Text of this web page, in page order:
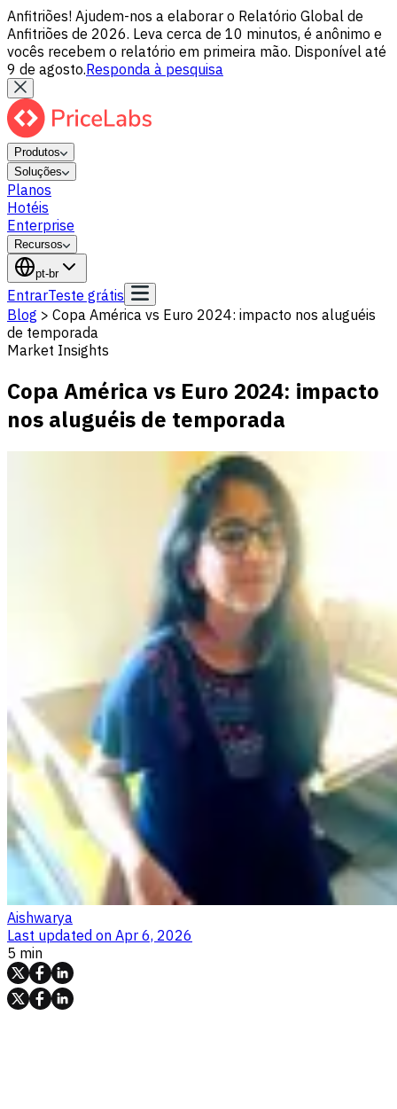
Anfitriões! Ajudem-nos a elaborar o Relatório Global de
Anfitriões de 2026. Leva cerca de 10 minutos, é anônimo e
vocês recebem o relatório em primeira mão. Disponível até
9 de agosto.Responda à pesquisa
Produtos
Soluções
Planos
Hotéis
Enterprise
Recursos
pt-br
EntrarTeste grátis
Blog > Copa América vs Euro 2024: impacto nos aluguéis
de temporada
Market Insights
Copa América vs Euro 2024: impacto
nos aluguéis de temporada
Aishwarya
Last updated on Apr 6, 2026
5 min